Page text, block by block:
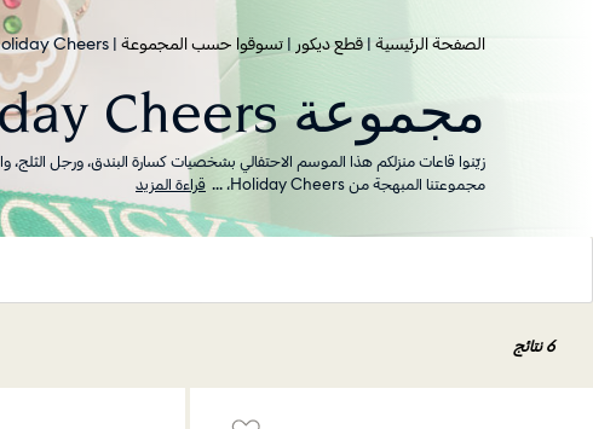
الصفحة الرئيسية قطع ديكور تسوقوا حسب المجموعة Cheers
مجموعة Holiday Cheers
زيّنوا قاعات منزلكم هذا الموسم الاحتفالي بشخصيات كسارة البندق، ورجل الثلج،
مجموعتنا المبهجة من Holiday Cheers،
... قراءة المزيد
6 نتائج